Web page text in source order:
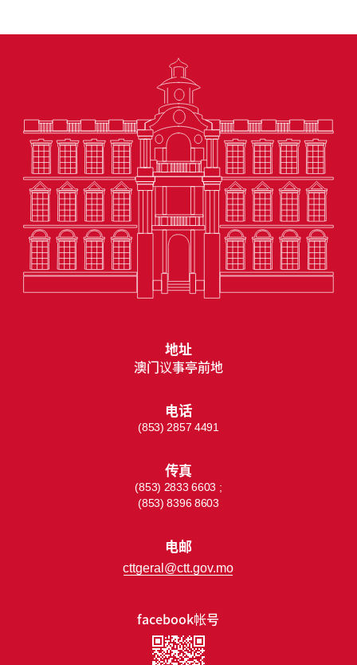
facebook帐号
地址
澳门议事亭前地
电话
(853) 2857 4491
传真
(853) 2833 6603 ;
(853) 8396 8603
电邮
cttgeral@ctt.gov.mo